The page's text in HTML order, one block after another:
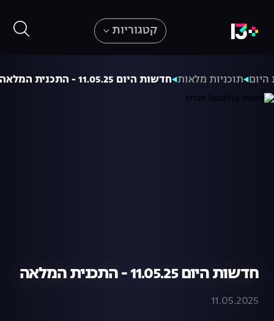
קטגוריות
תוכניות מלאות חדשות היום 11.05.25 - התכנית המלאה
חדשות היום 11.05.25 - התכנית המלאה
11.05.2025